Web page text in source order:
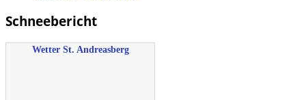
Schneebericht
Wetter St. Andreasberg